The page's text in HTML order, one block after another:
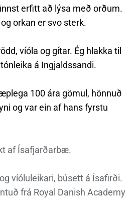
erfitt að lýsa með orðum.
orkan er svo sterk.
víóla og gítar. Ég hlakka til
á Ingjaldssandi.
100 ára gömul, hönnuð
og var ein af hans fyrstu
af Ísafjarðarbæ.
víóluleikari, búsett á Ísafirði.
frá Royal Danish Academy